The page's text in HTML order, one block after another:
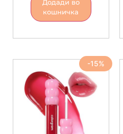
Додади во
кошничка
-15%